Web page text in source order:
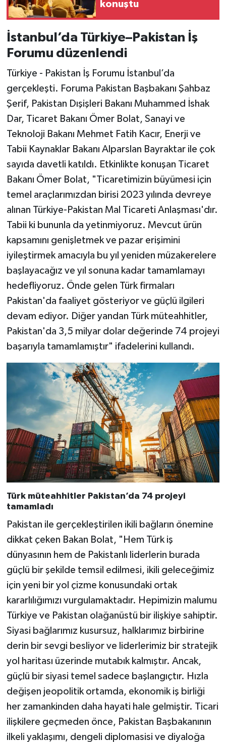
konuştu
İstanbul’da Türkiye–Pakistan İş
Forumu düzenlendi
Türkiye - Pakistan İş Forumu İstanbul’da
gerçekleşti. Foruma Pakistan Başbakanı Şahbaz
Şerif, Pakistan Dışişleri Bakanı Muhammed İshak
Dar, Ticaret Bakanı Ömer Bolat, Sanayi ve
Teknoloji Bakanı Mehmet Fatih Kacır, Enerji ve
Tabii Kaynaklar Bakanı Alparslan Bayraktar ile çok
sayıda davetli katıldı. Etkinlikte konuşan Ticaret
Bakanı Ömer Bolat, "Ticaretimizin büyümesi için
temel araçlarımızdan birisi 2023 yılında devreye
alınan Türkiye-Pakistan Mal Ticareti Anlaşması'dır.
Tabii ki bununla da yetinmiyoruz. Mevcut ürün
kapsamını genişletmek ve pazar erişimini
iyileştirmek amacıyla bu yıl yeniden müzakerelere
başlayacağız ve yıl sonuna kadar tamamlamayı
hedefliyoruz. Önde gelen Türk firmaları
Pakistan'da faaliyet gösteriyor ve güçlü ilgileri
devam ediyor. Diğer yandan Türk müteahhitler,
Pakistan'da 3,5 milyar dolar değerinde 74 projeyi
başarıyla tamamlamıştır" ifadelerini kullandı.
Türk müteahhitler Pakistan’da 74 projeyi
tamamladı
Pakistan ile gerçekleştirilen ikili bağların önemine
dikkat çeken Bakan Bolat, "Hem Türk iş
dünyasının hem de Pakistanlı liderlerin burada
güçlü bir şekilde temsil edilmesi, ikili geleceğimiz
için yeni bir yol çizme konusundaki ortak
kararlılığımızı vurgulamaktadır. Hepimizin malumu
Türkiye ve Pakistan olağanüstü bir ilişkiye sahiptir.
Siyasi bağlarımız kusursuz, halklarımız birbirine
derin bir sevgi besliyor ve liderlerimiz bir stratejik
yol haritası üzerinde mutabık kalmıştır. Ancak,
güçlü bir siyasi temel sadece başlangıçtır. Hızla
değişen jeopolitik ortamda, ekonomik iş birliği
her zamankinden daha hayati hale gelmiştir. Ticari
ilişkilere geçmeden önce, Pakistan Başbakanının
ilkeli yaklaşımı, dengeli diplomasisi ve diyaloğa